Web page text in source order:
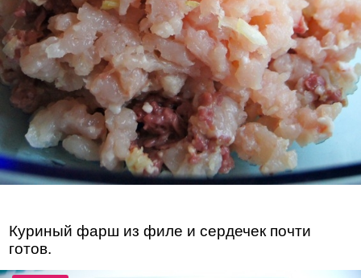
Куриный фарш из филе и сердечек почти
готов.